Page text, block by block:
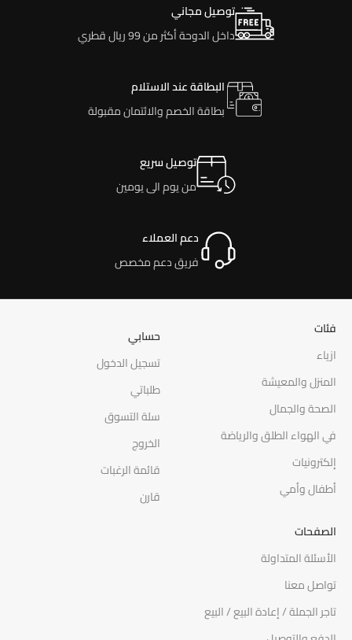
توصيل مجاني
داخل الدوحة أكثر من 99 ريال قطري
البطاقة عند الاستلام
بطاقة الخصم والائتمان مقبولة
توصيل سريع
من يوم الى يومين
دعم العملاء
فريق دعم مخصص
فئات
ازياء
المنزل والمعيشة
الصحة والجمال
في الهواء الطلق والرياضة
إلكترونيات
أطفال وأمي
حسابي
تسجيل الدخول
طلباتي
سلة التسوق
الخروج
قائمة الرغبات
قارن
الصفحات
الأسئلة المتداولة
تواصل معنا
تاجر الجملة / إعادة البيع / البيع